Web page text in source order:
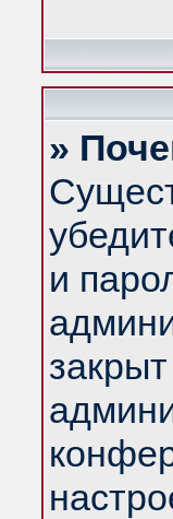
»
и